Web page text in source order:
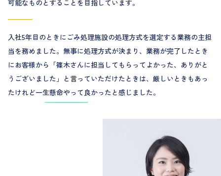
可能なものとすることを目指しています。
入社5年目のときにごみ処理施設の処理方式を選定する業務の主担
当を務めました。無事に処理方式が決まり、業務が完了したとき
にお客様から「篠木さんに担当してもらってよかった、ありがと
うございました」と言っていただけたときは、厳しいときもあっ
たけれど一生懸命やって良かったと感じました。